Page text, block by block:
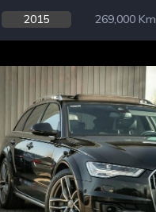
2015 269,000 Km